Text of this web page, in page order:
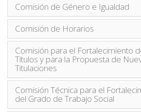
Comisión de Género e Igualdad
Comisión de Horarios
Comisión para el Fortalecimiento
Títulos y para la Propuesta de
Titulaciones
Comisión Técnica para el
del Grado de Trabajo Social